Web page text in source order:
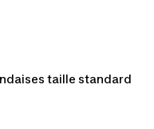
taille standard